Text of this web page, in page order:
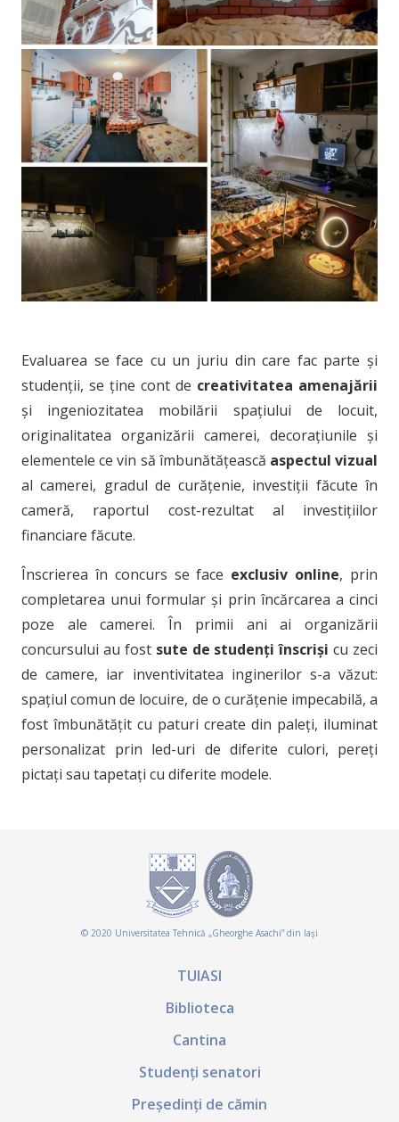
Evaluarea se face cu un juriu din care fac parte și
studenții, se ține cont de creativitatea amenajării
și ingeniozitatea mobilării spațiului de locuit,
originalitatea organizării camerei, decorațiunile și
elementele ce vin să îmbunătățească aspectul vizual
al camerei, gradul de curățenie, investiții făcute în
cameră, raportul cost-rezultat al investițiilor
financiare făcute.
Înscrierea în concurs se face exclusiv online, prin
completarea unui formular și prin încărcarea a cinci
poze ale camerei. În primii ani ai organizării
concursului au fost sute de studenți înscriși cu zeci
de camere, iar inventivitatea inginerilor s-a văzut:
spațiul comun de locuire, de o curățenie impecabilă, a
fost îmbunătățit cu paturi create din paleți, iluminat
personalizat prin led-uri de diferite culori, pereți
pictați sau tapetați cu diferite modele.
© 2020 Universitatea Tehnică „Gheorghe Asachi” din Iaşi
TUIASI
Biblioteca
Cantina
Studenți senatori
Președinți de cămin